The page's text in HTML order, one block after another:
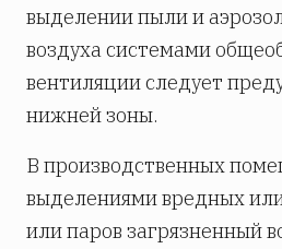
выделении пыли и
воздуха системами
вентиляции следует
нижней зоны.
В производственных
выделениями вредных
или паров загрязненный